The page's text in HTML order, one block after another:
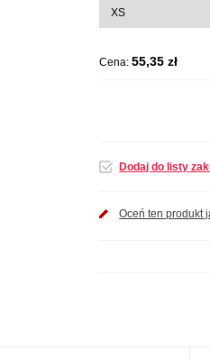
Cena:55,35 zł
Dodaj do listy
Oceń ten produkt